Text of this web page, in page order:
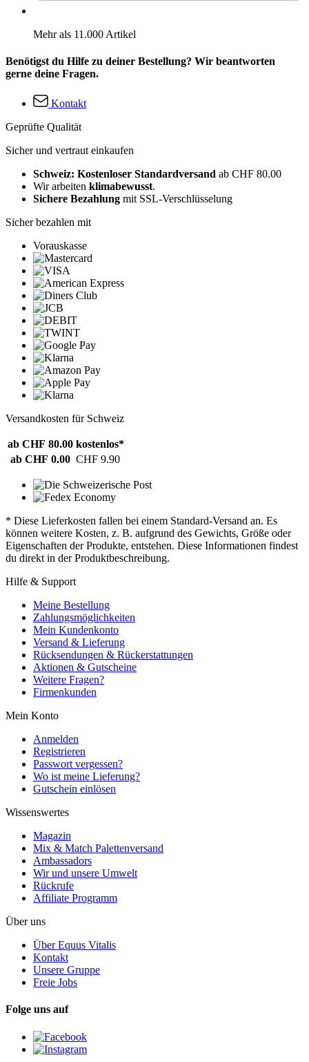
Mehr als 11.000 Artikel
Benötigst du Hilfe zu deiner Bestellung? Wir beantworten
gerne deine Fragen.
Kontakt
Geprüfte Qualität
Sicher und vertraut einkaufen
Schweiz: Kostenloser Standardversand ab CHF 80.00
Wir arbeiten klimabewusst.
Sichere Bezahlung mit SSL-Verschlüsselung
Sicher bezahlen mit
Vorauskasse
Versandkosten für Schweiz
ab CHF 80.00 kostenlos*
ab CHF 0.00 CHF 9.90
* Diese Lieferkosten fallen bei einem Standard-Versand an. Es
können weitere Kosten, z. B. aufgrund des Gewichts, Größe oder
Eigenschaften der Produkte, entstehen. Diese Informationen findest
du direkt in der Produktbeschreibung.
Hilfe & Support
Meine Bestellung
Zahlungsmöglichkeiten
Mein Kundenkonto
Versand & Lieferung
Rücksendungen & Rückerstattungen
Aktionen & Gutscheine
Weitere Fragen?
Firmenkunden
Mein Konto
Anmelden
Registrieren
Passwort vergessen?
Wo ist meine Lieferung?
Gutschein einlösen
Wissenswertes
Magazin
Mix & Match Palettenversand
Ambassadors
Wir und unsere Umwelt
Rückrufe
Affiliate Programm
Über uns
Über Equus Vitalis
Kontakt
Unsere Gruppe
Freie Jobs
Folge uns auf